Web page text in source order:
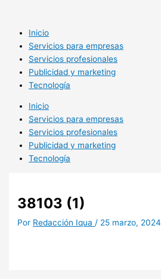
contenido
Inicio
Servicios para empresas
Servicios profesionales
Publicidad y marketing
Tecnología
Inicio
Servicios para empresas
Servicios profesionales
Publicidad y marketing
Tecnología
38103 (1)
Por Redacción Iqua / 25 marzo, 2024